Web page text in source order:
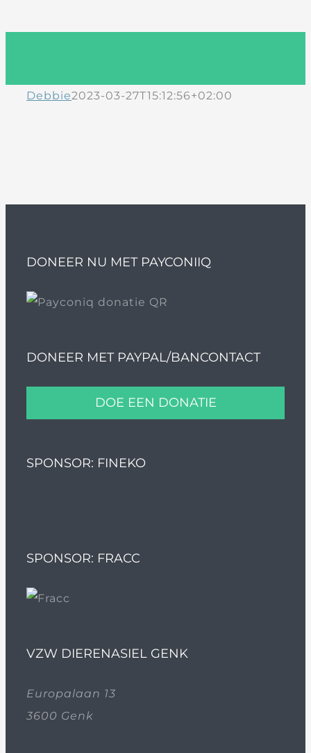
Debbie2023-03-27T15:12:56+02:00
DONEER NU MET PAYCONIIQ
DONEER MET PAYPAL/BANCONTACT
DOE EEN DONATIE
SPONSOR: FINEKO
SPONSOR: FRACC
VZW DIERENASIEL GENK
Europalaan 13
3600 Genk